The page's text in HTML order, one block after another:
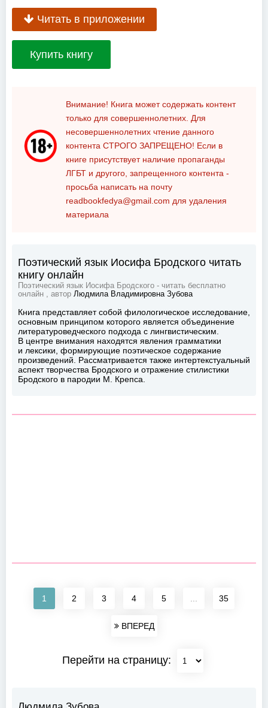
Читать в приложении
Купить книгу
Внимание! Книга может содержать контент
только для совершеннолетних. Для
несовершеннолетних чтение данного
контента СТРОГО ЗАПРЕЩЕНО! Если в
книге присутствует наличие пропаганды
ЛГБТ и другого, запрещенного контента -
просьба написать на почту
readbookfedya@gmail.com для удаления
материала
Поэтический язык Иосифа Бродского читать
книгу онлайн
Поэтический язык Иосифа Бродского - читать бесплатно
онлайн , автор Людмила Владимировна Зубова
Книга представляет собой филологическое исследование,
основным принципом которого является объединение
литературоведческого подхода с лингвистическим.
В центре внимания находятся явления грамматики
и лексики, формирующие поэтическое содержание
произведений. Рассматривается также интертекстуальный
аспект творчества Бродского и отражение стилистики
Бродского в пародии М. Крепса.
1 2 3 4 5 35
ВПЕРЕД
Перейти на страницу: